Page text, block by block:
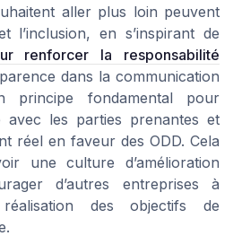
aller plus loin peuvent
l’inclusion, en s’inspirant de
renforcer la responsabilité
dans la communication
principe fondamental pour
avec les parties prenantes et
réel en faveur des ODD. Cela
une culture d’amélioration
d’autres entreprises à
des objectifs de